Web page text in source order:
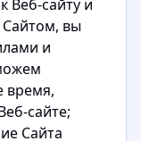
Веб-сайту и
Сайтом, вы
и
время,
сайте;
Сайта